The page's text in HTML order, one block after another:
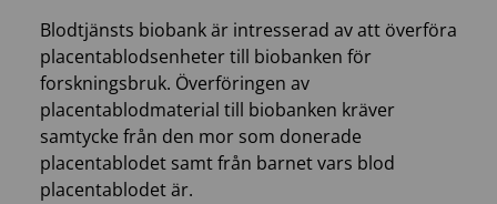
Blodtjänsts biobank är intresserad av att överföra
placentablodsenheter till biobanken för
forskningsbruk. Överföringen av
placentablodmaterial till biobanken kräver
samtycke från den mor som donerade
placentablodet samt från barnet vars blod
placentablodet är.